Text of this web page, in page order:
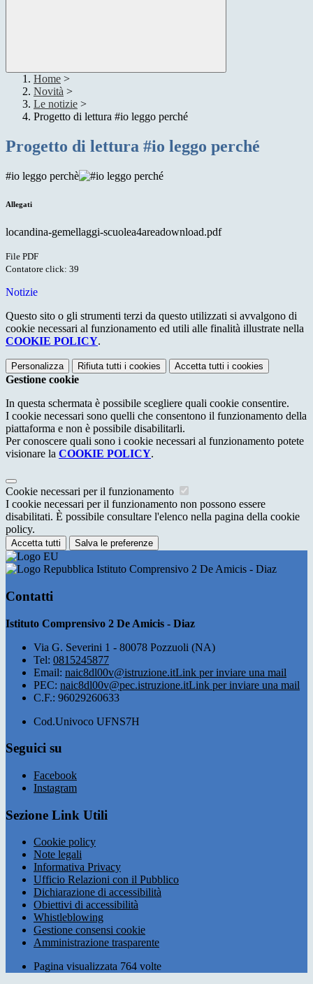
Home >
Novità >
Le notizie >
Progetto di lettura #io leggo perché
Progetto di lettura #io leggo perché
#io leggo perchè
Allegati
locandina-gemellaggi-scuolea4areadownload.pdf
File PDF
Contatore click: 39
Notizie
Questo sito o gli strumenti terzi da questo utilizzati si avvalgono di
cookie necessari al funzionamento ed utili alle finalità illustrate nella
COOKIE POLICY.
Personalizza Rifiuta tutti i cookies Accetta tutti i cookies
Gestione cookie
In questa schermata è possibile scegliere quali cookie consentire.
I cookie necessari sono quelli che consentono il funzionamento della
piattaforma e non è possibile disabilitarli.
Per conoscere quali sono i cookie necessari al funzionamento potete
visionare la COOKIE POLICY.
Cookie necessari per il funzionamento
I cookie necessari per il funzionamento non possono essere
disabilitati. È possibile consultare l'elenco nella pagina della cookie
policy.
Accetta tutti Salva le preferenze
Istituto Comprensivo 2 De Amicis - Diaz
Contatti
Istituto Comprensivo 2 De Amicis - Diaz
Via G. Severini 1 - 80078 Pozzuoli (NA)
Tel: 0815245877
Email: naic8dl00v@istruzione.itLink per inviare una mail
PEC: naic8dl00v@pec.istruzione.itLink per inviare una mail
C.F.: 96029260633
Cod.Univoco UFNS7H
Seguici su
Facebook
Instagram
Sezione Link Utili
Cookie policy
Note legali
Informativa Privacy
Ufficio Relazioni con il Pubblico
Dichiarazione di accessibilità
Obiettivi di accessibilità
Whistleblowing
Gestione consensi cookie
Amministrazione trasparente
Pagina visualizzata 764 volte